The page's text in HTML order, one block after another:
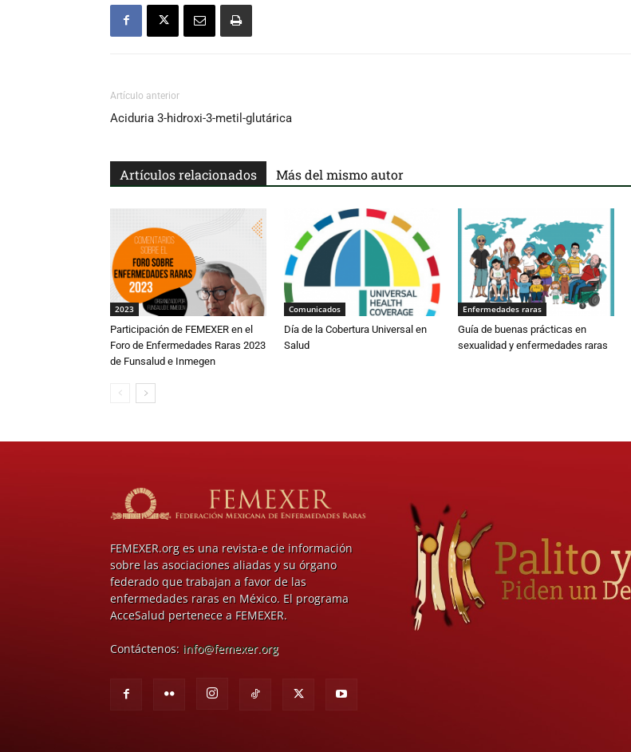
Artículo anterior
Aciduria 3-hidroxi-3-metil-glutárica
Artículos relacionados Más del mismo autor
2023
Participación de FEMEXER en el
Foro de Enfermedades Raras 2023
de Funsalud e Inmegen
Comunicados
Día de la Cobertura Universal en
Salud
Enfermedades raras
Guía de buenas prácticas en
sexualidad y enfermedades raras
FEMEXER.org es una revista-e de información
sobre las asociaciones aliadas y su órgano
federado que trabajan a favor de las
enfermedades raras en México. El programa
AcceSalud pertenece a FEMEXER.
Contáctenos: info@femexer.org